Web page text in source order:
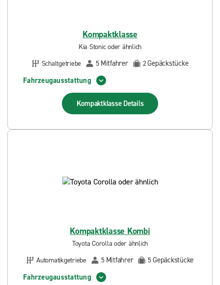
Kompaktklasse
Kia Stonic oder ähnlich
Schaltgetriebe
5 Mitfahrer 2Gepäckstücke
Fahrzeugausstattung
Kompaktklasse Details
Kompaktklasse Kombi
Toyota Corolla oder ähnlich
Automatikgetriebe
5 Mitfahrer 5Gepäckstücke
Fahrzeugausstattung